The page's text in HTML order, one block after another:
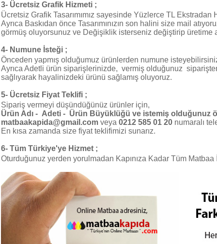
3- Ücretsiz Grafik Hizmeti ;
Ücretsiz Grafik Tasarımımız sayesinde Yüzlerce TL Ekstradan
Ayrıca Baskıdan önce Tasarımınızın son halini size mail
görmüş oluyorsunuz ve Değişiklik isterseniz değiştirip üretime
4- Numune İsteği ;
Önceden yapmış olduğumuz ürünlerden numune
Ayrıca Adetli ürün siparişlerinizde, vermiş olduğunuz
sağlıyarak hayalinizdeki ürünü sağlamış oluyoruz.
5- Ücretsiz Fiyat Teklifi ;
Sipariş vermeyi düşündüğünüz ürünler için,
Ürün Adı - Adeti - Ürün Büyüklüğü ve istemiş olduğunuz
matbaakapida@gmail.com veya 0212 585 01 20 numaralı
En kısa zamanda size fiyat teklifimizi sunarız.
6- Tüm Türkiye'ye Hizmet ;
Oturduğunuz yerden yorulmadan Kapınıza Kadar Tüm